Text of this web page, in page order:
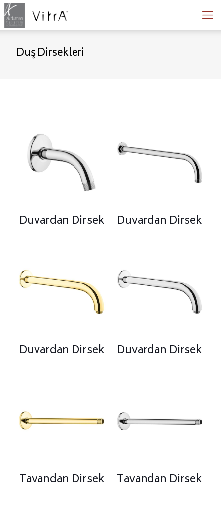
Duş Dirsekleri
Duvardan Dirsek Duvardan Dirsek
Duvardan Dirsek Duvardan Dirsek
Tavandan Dirsek Tavandan Dirsek